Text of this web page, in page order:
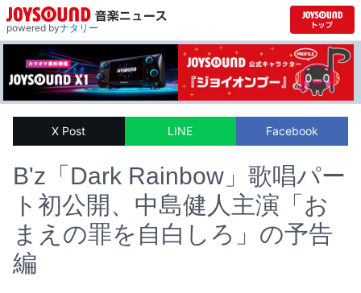
powered byナタリー
X Post LINE Facebook
B'z「Dark Rainbow」歌唱パー
ト初公開、中島健人主演「お
まえの罪を自白しろ」の予告
編